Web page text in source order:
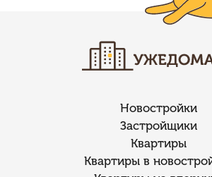
Новостройки
Застройщики
Квартиры
Квартиры в